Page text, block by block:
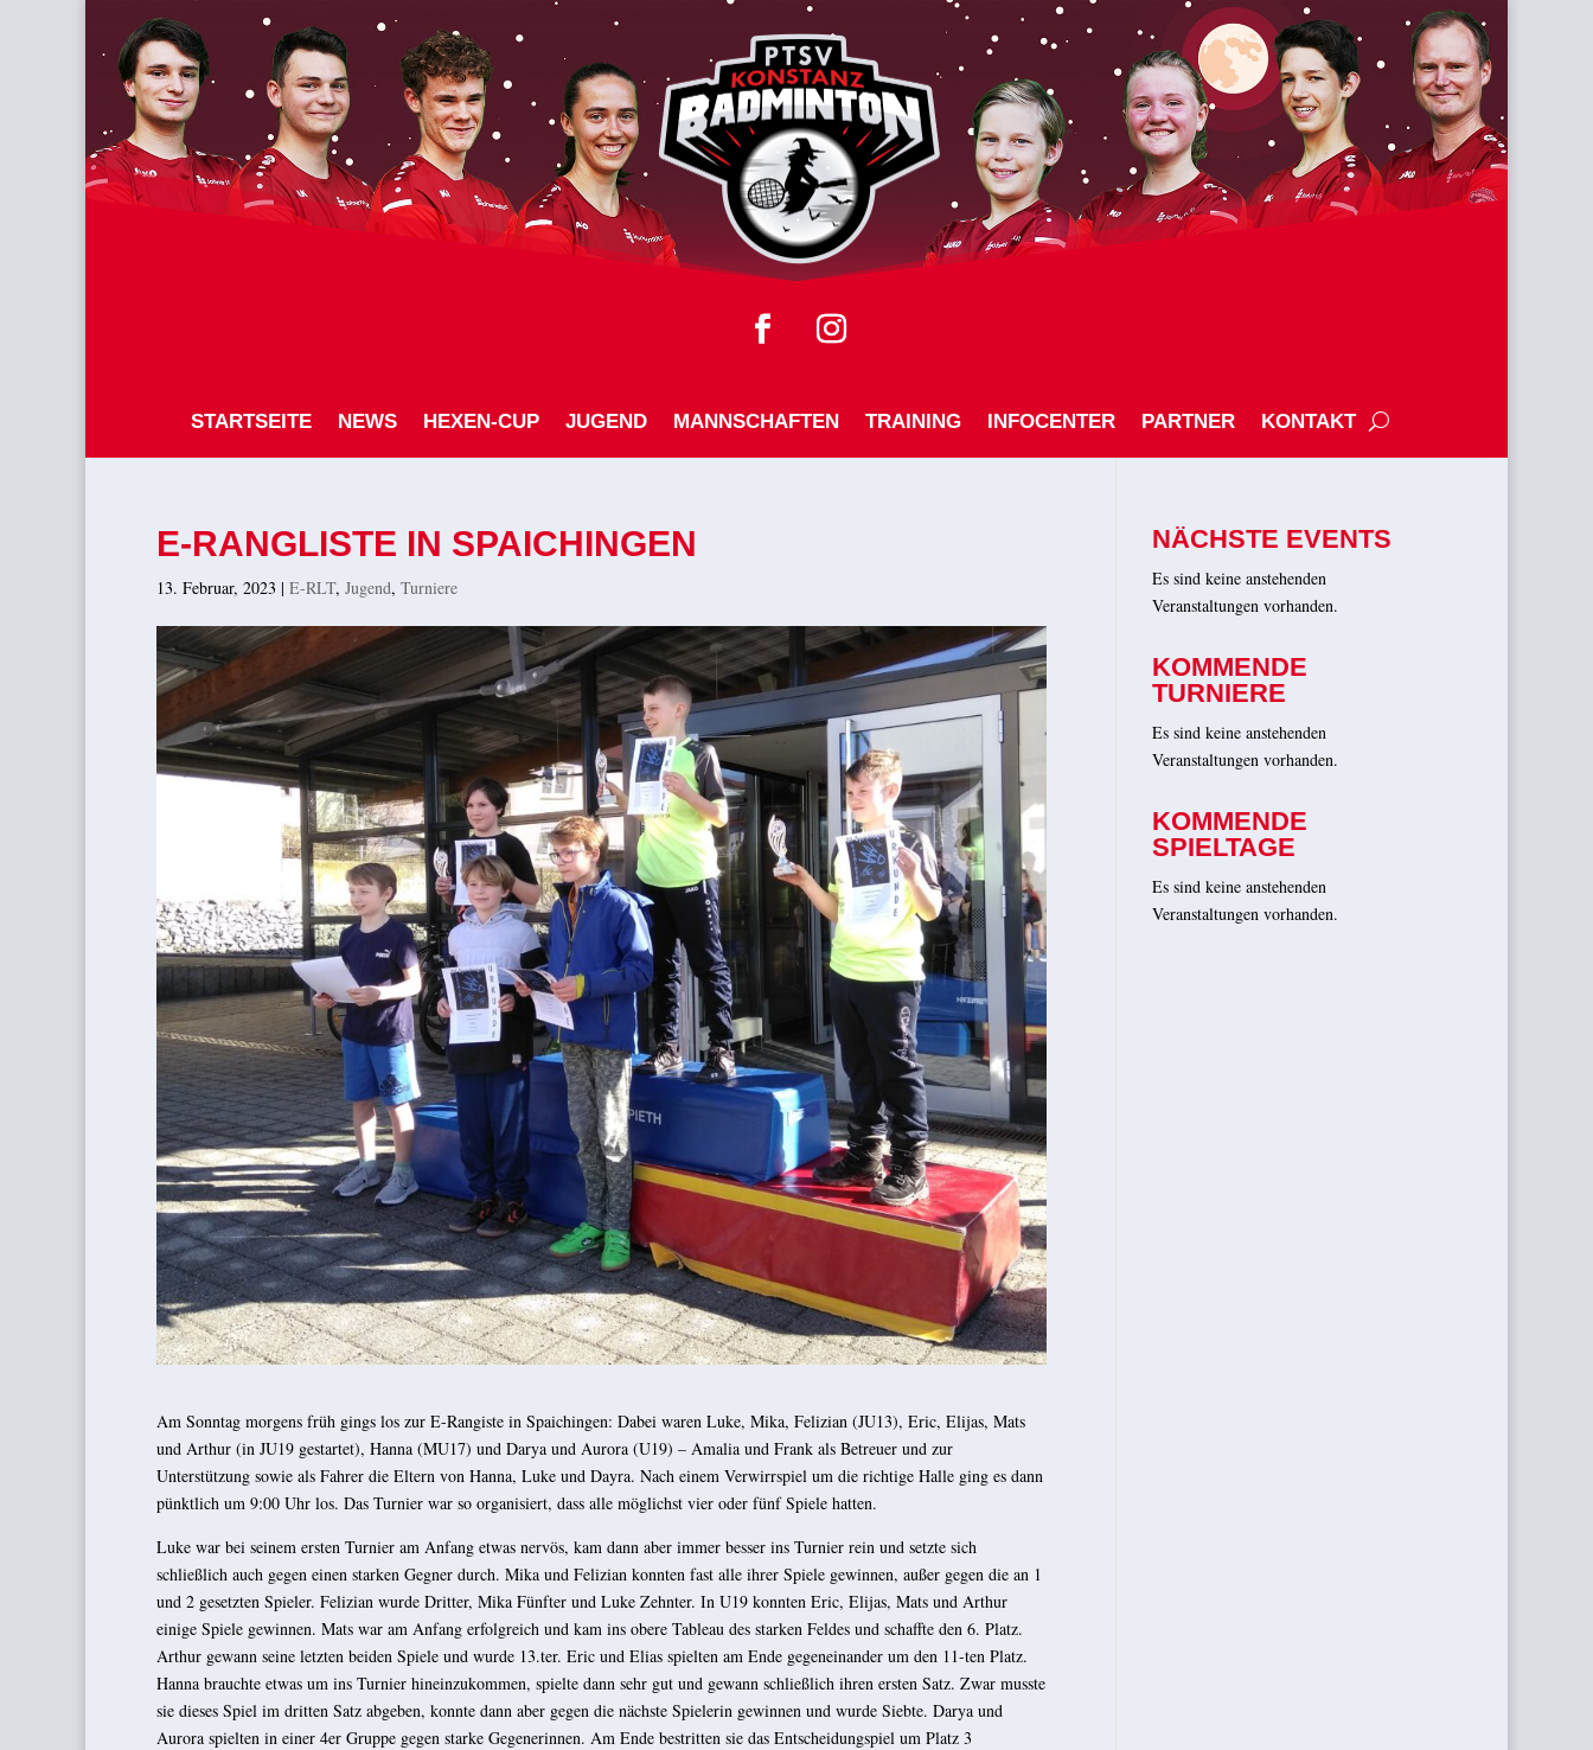
STARTSEITE NEWS HEXEN-CUP JUGEND MANNSCHAFTEN TRAINING INFOCENTER PARTNER KONTAKT
E-RANGLISTE IN SPAICHINGEN
13. Februar, 2023 | E-RLT, Jugend, Turniere
Am Sonntag morgens früh gings los zur E-Rangiste in Spaichingen: Dabei waren Luke, Mika, Felizian (JU13), Eric, Elijas, Mats
und Arthur (in JU19 gestartet), Hanna (MU17) und Darya und Aurora (U19) – Amalia und Frank als Betreuer und zur
Unterstützung sowie als Fahrer die Eltern von Hanna, Luke und Dayra. Nach einem Verwirrspiel um die richtige Halle ging es dann
pünktlich um 9:00 Uhr los. Das Turnier war so organisiert, dass alle möglichst vier oder fünf Spiele hatten.
Luke war bei seinem ersten Turnier am Anfang etwas nervös, kam dann aber immer besser ins Turnier rein und setzte sich
schließlich auch gegen einen starken Gegner durch. Mika und Felizian konnten fast alle ihrer Spiele gewinnen, außer gegen die an 1
und 2 gesetzten Spieler. Felizian wurde Dritter, Mika Fünfter und Luke Zehnter. In U19 konnten Eric, Elijas, Mats und Arthur
einige Spiele gewinnen. Mats war am Anfang erfolgreich und kam ins obere Tableau des starken Feldes und schaffte den 6. Platz.
Arthur gewann seine letzten beiden Spiele und wurde 13.ter. Eric und Elias spielten am Ende gegeneinander um den 11-ten Platz.
Hanna brauchte etwas um ins Turnier hineinzukommen, spielte dann sehr gut und gewann schließlich ihren ersten Satz. Zwar musste
sie dieses Spiel im dritten Satz abgeben, konnte dann aber gegen die nächste Spielerin gewinnen und wurde Siebte. Darya und
Aurora spielten in einer 4er Gruppe gegen starke Gegenerinnen. Am Ende bestritten sie das Entscheidungspiel um Platz 3
NÄCHSTE EVENTS
Es sind keine anstehenden
Veranstaltungen vorhanden.
KOMMENDE
TURNIERE
Es sind keine anstehenden
Veranstaltungen vorhanden.
KOMMENDE
SPIELTAGE
Es sind keine anstehenden
Veranstaltungen vorhanden.